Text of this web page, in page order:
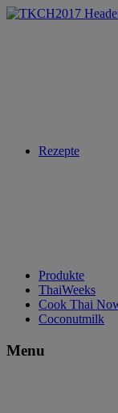
Rezepte
Produkte
ThaiWeeks
Cook Thai
Coconutmilk
Menu